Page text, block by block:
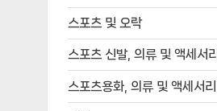
스포츠 및 오락
스포츠 신발, 의류 및 액세서리
스포츠용화, 의류 및 액세서리